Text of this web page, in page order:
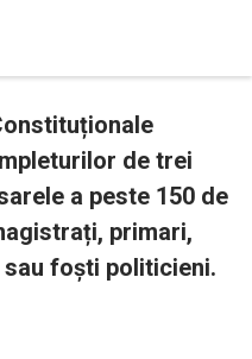
de trei
a peste 150 de
primari,
foști politicieni.